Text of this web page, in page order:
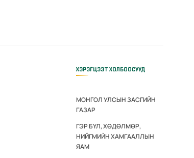
ХЭРЭГЦЭЭТ ХОЛБООСУУД
МОНГОЛ УЛСЫН ЗАСГИЙН
ГАЗАР
ГЭР БҮЛ, ХӨДӨЛМӨР,
НИЙГМИЙН ХАМГААЛЛЫН
ЯАМ